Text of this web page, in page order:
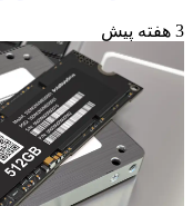
3 هفته پیش